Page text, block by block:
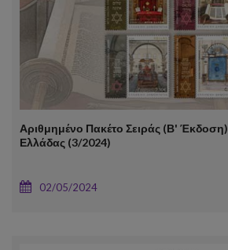
Αριθμημένο Πακέτο Σειράς (Β'
Ελλάδας (3/2024)
02/05/2024